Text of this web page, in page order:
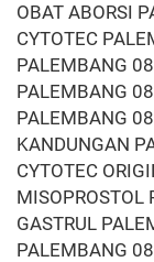
OBAT ABORSI
CYTOTEC
PALEMBANG
PALEMBANG
PALEMBANG
KANDUNGAN
CYTOTEC
GASTRUL
PALEMBANG